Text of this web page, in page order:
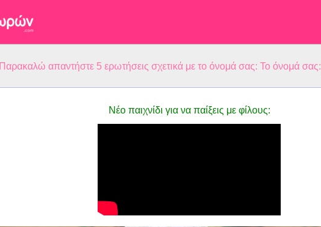
Παρακαλώ απαντήστε 5 ερωτήσεις σχετικά με το όνομά σας: Το όνομά σας:
Νέο παιχνίδι για να παίξεις με φίλους: